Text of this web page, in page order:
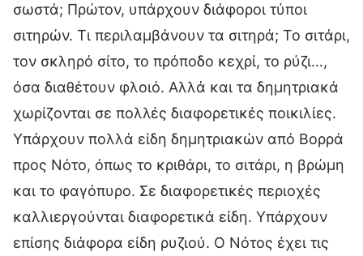
σωστά; Πρώτον, υπάρχουν διάφοροι τύποι
σιτηρών. Τι περιλαμβάνουν τα σιτηρά; Το σιτάρι,
τον σκληρό σίτο, το πρόποδο κεχρί, το ρύζι…,
όσα διαθέτουν φλοιό. Αλλά και τα δημητριακά
χωρίζονται σε πολλές διαφορετικές ποικιλίες.
Υπάρχουν πολλά είδη δημητριακών από Βορρά
προς Νότο, όπως το κριθάρι, το σιτάρι, η βρώμη
και το φαγόπυρο. Σε διαφορετικές περιοχές
καλλιεργούνται διαφορετικά είδη. Υπάρχουν
επίσης διάφορα είδη ρυζιού. Ο Νότος έχει τις